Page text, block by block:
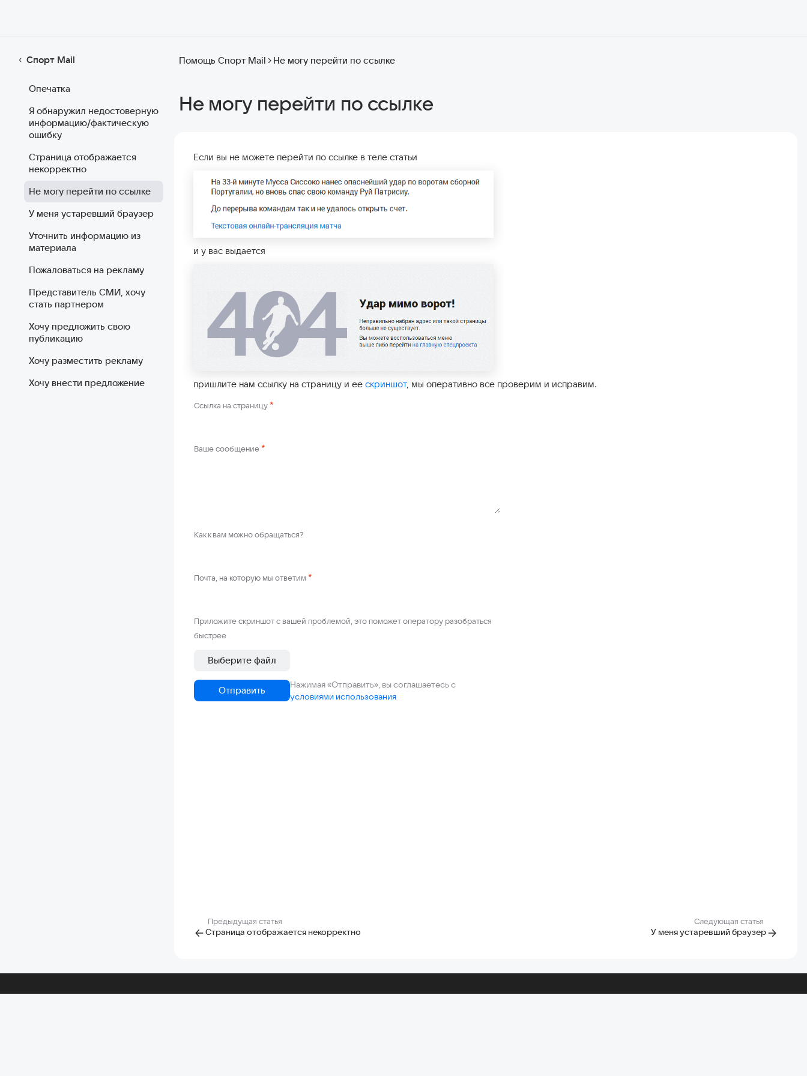
Спорт Mail
Опечатка
Я обнаружил недостоверную
информацию/фактическую
ошибку
Страница отображается
некорректно
Не могу перейти по ссылке
У меня устаревший браузер
Уточнить информацию из
материала
Пожаловаться на рекламу
Представитель СМИ, хочу
стать партнером
Хочу предложить свою
публикацию
Хочу разместить рекламу
Хочу внести предложение
Помощь Спорт Mail Не могу перейти по ссылке
Не могу перейти по ссылке
Если вы не можете перейти по ссылке в теле статьи
и у вас выдается
пришлите нам ссылку на страницу и ее скриншот, мы оперативно все проверим и исправим.
Ссылка на страницу*
Ваше сообщение*
Как к вам можно обращаться?
Почта, на которую мы ответим*
Приложите скриншот с вашей проблемой, это поможет оператору разобраться
быстрее
Выберите файл
Отправить
Нажимая «Отправить», вы соглашаетесь с
условиями использования
Предыдущая статья
Страница отображается некорректно
Следующая статья
У меня устаревший браузер